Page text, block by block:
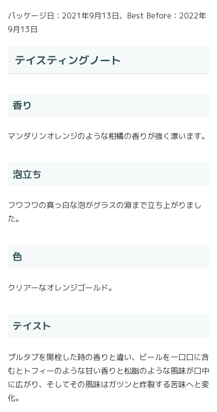
パッケージ日：2021年9月13日、Best Before：2022年
9月13日
テイスティングノート
香り
マンダリンオレンジのような柑橘の香りが強く漂います。
泡立ち
フワフワの真っ白な泡がグラスの淵まで立ち上がりまし
た。
色
クリアーなオレンジゴールド。
テイスト
プルタブを開栓した時の香りと違い、ビールを一口口に含
むとトフィーのような甘い香りと松脂のような風味が口中
に広がり、そしてその風味はガツンと炸裂する苦味へと変
化。